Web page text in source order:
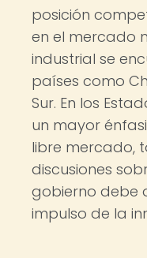
posición
en el mercado
industrial se
países como
Sur. En los
un mayor
libre mercado,
discusiones
gobierno debe
impulso de la